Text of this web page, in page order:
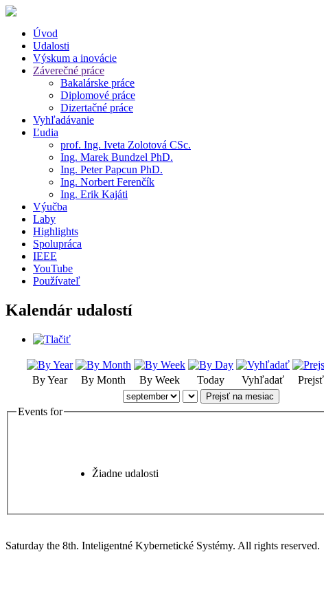
Úvod
Udalosti
Výskum a inovácie
Záverečné práce
Bakalárske práce
Diplomové práce
Dizertačné práce
Vyhľadávanie
Ľudia
prof. Ing. Iveta Zolotová CSc.
Ing. Marek Bundzel PhD.
Ing. Peter Papcun PhD.
Ing. Norbert Ferenčík
Ing. Erik Kajáti
Výučba
Laby
Highlights
Spolupráca
IEEE
YouTube
Používateľ
Kalendár udalostí
By Year By Month By Week Today Vyhľadať
Prejsť na mesiac
Events for
Žiadne udalosti
Saturday the 8th. Inteligentné Kybernetické Systémy. All rights reserved.